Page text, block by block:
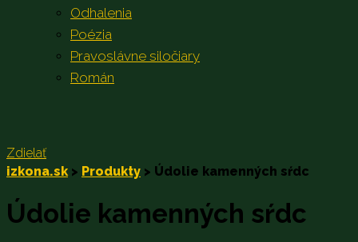
Odhalenia
Poézia
Pravoslávne siločiary
Román
Zdielať
izkona.sk > Produkty > Údolie kamenných sŕdc
Údolie kamenných sŕdc